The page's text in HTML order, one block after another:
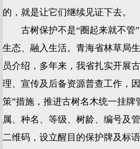
的，就是让它们继续见证下去。
古树保护不是“圈起来就不管”
生态、融入生活。青海省林草局
员介绍，多年来，我省扎实开展
理、宣传及后备资源普查工作，
策”措施，推进古树名木统一挂牌
属、种名、等级、树龄、编号及
二维码，设立醒目的保护牌及标